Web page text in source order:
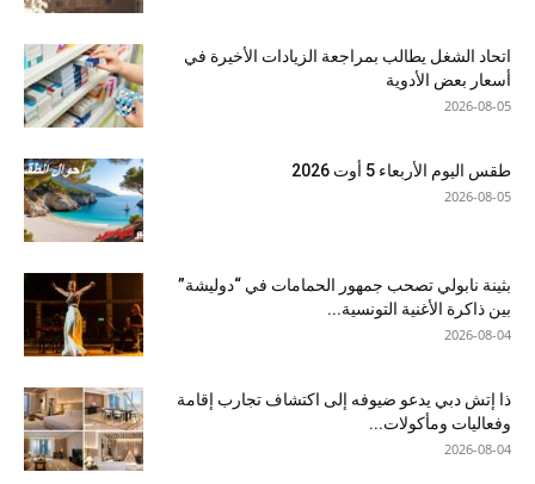
اتحاد الشغل يطالب بمراجعة الزيادات الأخيرة في
أسعار بعض الأدوية
2026-08-05
طقس اليوم الأربعاء 5 أوت 2026
2026-08-05
بثينة نابولي تصحب جمهور الحمامات في “دوليشة”
بين ذاكرة الأغنية التونسية...
2026-08-04
ذا إتش دبي يدعو ضيوفه إلى اكتشاف تجارب إقامة
وفعاليات ومأكولات...
2026-08-04